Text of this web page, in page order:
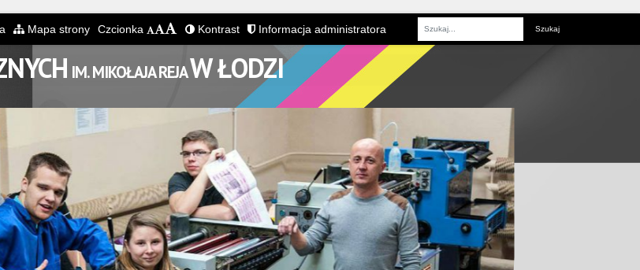
Mapa strony Czcionka Kontrast Informacja administratora
Fraza
IM. MIKOŁAJA REJAW ŁODZI